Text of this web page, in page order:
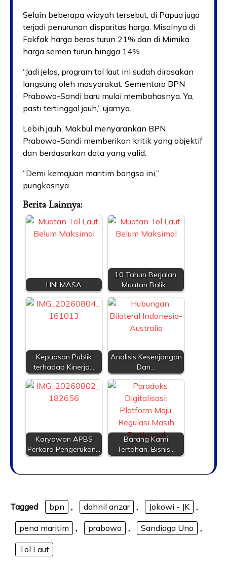
Selain beberapa wiayah tersebut, di Papua juga
terjadi penurunan disparitas harga. Misalnya di
Fakfak harga beras turun 21% dan di Mimika
harga semen turun hingga 14%.
“Jadi jelas, program tol laut ini sudah dirasakan
langsung oleh masyarakat. Sementara BPN
Prabowo-Sandi baru mulai membahasnya. Ya,
pasti tertinggal jauh,” ujarnya.
Lebih jauh, Makbul menyarankan BPN
Prabowo-Sandi memberikan kritik yang objektif
dan berdasarkan data yang valid.
“Demi kemajuan maritim bangsa ini,”
pungkasnya.
Berita Lainnya:
LINI MASA
10 Tahun Berjalan,
Muatan Balik…
Kepuasan Publik
terhadap Kinerja…
Analisis Kesenjangan
Dan…
Karyawan APBS
Perkara Pengerukan…
Barang Kami
Tertahan, Bisnis…
Tagged bpn , dahnil anzar , Jokowi - JK ,
pena maritim , prabowo , Sandiaga Uno ,
Tol Laut